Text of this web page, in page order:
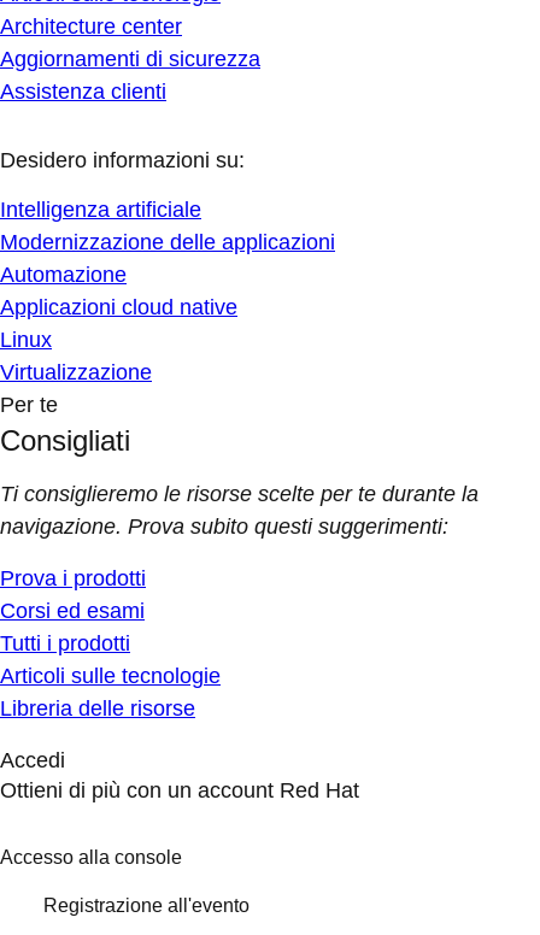
Architecture center
Aggiornamenti di sicurezza
Assistenza clienti
Desidero informazioni su:
Intelligenza artificiale
Modernizzazione delle applicazioni
Automazione
Applicazioni cloud native
Linux
Virtualizzazione
Per te
Consigliati
Ti consiglieremo le risorse scelte per te durante la
navigazione. Prova subito questi suggerimenti:
Prova i prodotti
Corsi ed esami
Tutti i prodotti
Articoli sulle tecnologie
Libreria delle risorse
Accedi
Ottieni di più con un account Red Hat
Accesso alla console
Registrazione all'evento